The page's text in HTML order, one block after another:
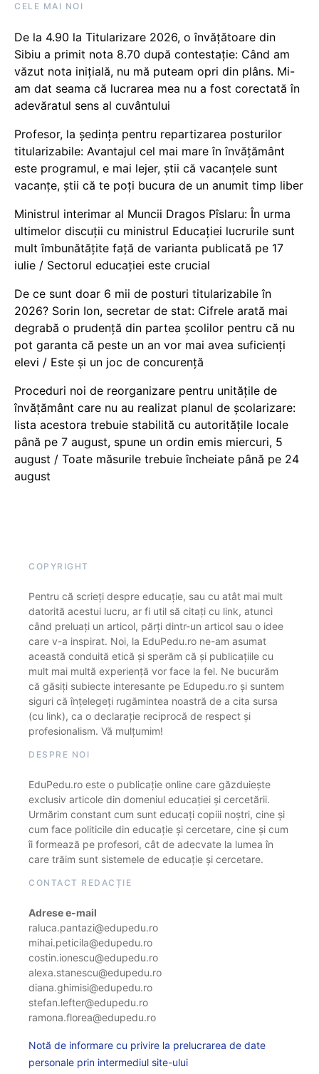
CELE MAI NOI
De la 4.90 la Titularizare 2026, o învățătoare din
Sibiu a primit nota 8.70 după contestație: Când am
văzut nota inițială, nu mă puteam opri din plâns. Mi-
am dat seama că lucrarea mea nu a fost corectată în
adevăratul sens al cuvântului
Profesor, la ședința pentru repartizarea posturilor
titularizabile: Avantajul cel mai mare în învățământ
este programul, e mai lejer, știi că vacanțele sunt
vacanţe, știi că te poți bucura de un anumit timp liber
Ministrul interimar al Muncii Dragos Pîslaru: În urma
ultimelor discuții cu ministrul Educației lucrurile sunt
mult îmbunătățite față de varianta publicată pe 17
iulie / Sectorul educației este crucial
De ce sunt doar 6 mii de posturi titularizabile în
2026? Sorin Ion, secretar de stat: Cifrele arată mai
degrabă o prudență din partea școlilor pentru că nu
pot garanta că peste un an vor mai avea suficienți
elevi / Este și un joc de concurență
Proceduri noi de reorganizare pentru unitățile de
învățământ care nu au realizat planul de școlarizare:
lista acestora trebuie stabilită cu autoritățile locale
până pe 7 august, spune un ordin emis miercuri, 5
august / Toate măsurile trebuie încheiate până pe 24
august
COPYRIGHT
Pentru că scrieți despre educație, sau cu atât mai mult
datorită acestui lucru, ar fi util să citați cu link, atunci
când preluați un articol, părți dintr-un articol sau o idee
care v-a inspirat. Noi, la EduPedu.ro ne-am asumat
această conduită etică și sperăm că și publicațiile cu
mult mai multă experiență vor face la fel. Ne bucurăm
că găsiți subiecte interesante pe Edupedu.ro și suntem
siguri că înțelegeți rugămintea noastră de a cita sursa
(cu link), ca o declarație reciprocă de respect și
profesionalism. Vă mulțumim!
DESPRE NOI
EduPedu.ro este o publicație online care găzduiește
exclusiv articole din domeniul educației și cercetării.
Urmărim constant cum sunt educați copiii noștri, cine și
cum face politicile din educație și cercetare, cine și cum
îi formează pe profesori, cât de adecvate la lumea în
care trăim sunt sistemele de educație și cercetare.
CONTACT REDACȚIE
Adrese e-mail
raluca.pantazi@edupedu.ro
mihai.peticila@edupedu.ro
costin.ionescu@edupedu.ro
alexa.stanescu@edupedu.ro
diana.ghimisi@edupedu.ro
stefan.lefter@edupedu.ro
ramona.florea@edupedu.ro
Notă de informare cu privire la prelucrarea de date
personale prin intermediul site-ului